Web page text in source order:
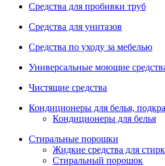
Средства для пробивки труб
Средства для унитазов
Средства по уходу за мебелью
Универсальные моющие
Чистящие средства
Кондиционеры для белья,
Кондиционеры для белья
Стиральные порошки
Жидкие средства для
Стиральный порошок